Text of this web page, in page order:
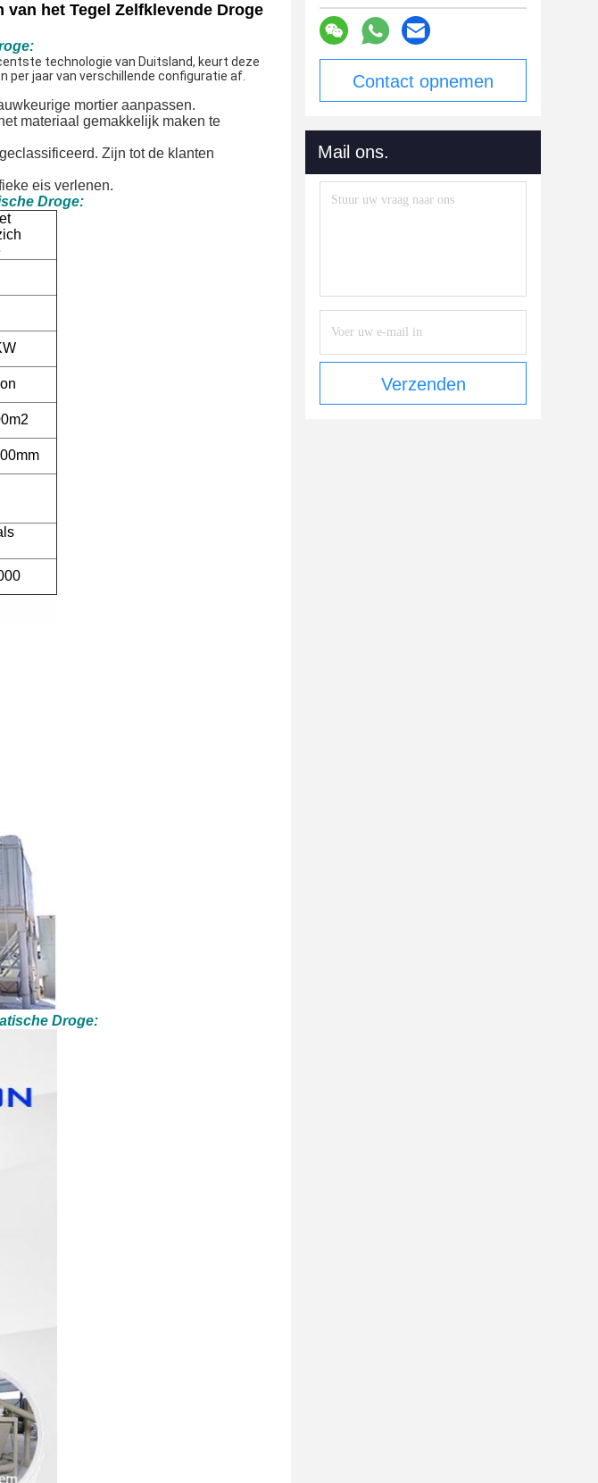
het Tegel Zelfklevende Droge
:
technologie van Duitsland, keurt deze
jaar van verschillende configuratie af.
mortier aanpassen.
materiaal gemakkelijk maken te
Zijn tot de klanten
eis verlenen.
Droge:
Droge:
Contact opnemen
Mail ons.
Verzenden